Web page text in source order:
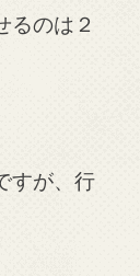
るのは２
すが、行